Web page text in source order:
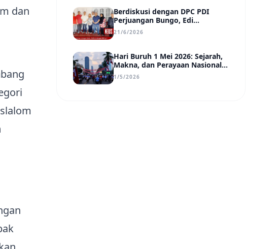
dan
Berdiskusi dengan DPC PDI
Perjuangan Bungo, Edi
Purwanto Uraikan Poin-Poin
Urgensi yang Perlu Disadari
21/6/2026
Hari Buruh 1 Mei 2026: Sejarah,
Makna, dan Perayaan Nasional
di Tengah Tantangan Era Digital
1/5/2026